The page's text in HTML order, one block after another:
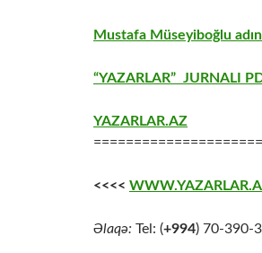
Mustafa Müseyiboğlu
“YAZARLAR” JURNALI
YAZARLAR.AZ
<<<<
Əlaqə: Tel: (+994) 70-390-